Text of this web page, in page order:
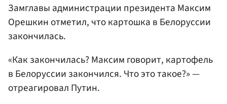
Замглавы администрации президента Максим
Орешкин отметил, что картошка в Белоруссии
закончилась.
«Как закончилась? Максим говорит, картофель
в Белоруссии закончился. Что это такое?» —
отреагировал Путин.